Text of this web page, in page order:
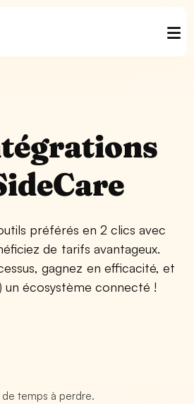
préférés en 2 clics avec
de tarifs avantageux.
gagnez en efficacité, et
un écosystème connecté !
de temps à perdre.